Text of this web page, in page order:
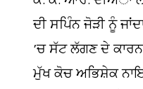
ਦੀ ਸਪਿੰਨ ਜੋੜੀ ਨੂੰ
’ਚ ਸੱਟ ਲੱਗਣ ਦੇ
ਮੁੱਖ ਕੋਚ ਅਭਿਸ਼ੇਕ